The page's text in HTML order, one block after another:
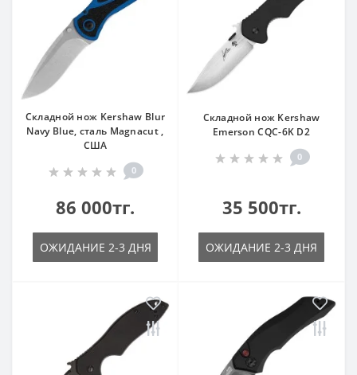
Складной нож Kershaw Blur
Navy Blue, сталь Magnacut ,
США
0
86 000тг.
ОЖИДАНИЕ 2-3 ДНЯ
Складной нож Kershaw
Emerson CQC-6K D2
0
35 500тг.
ОЖИДАНИЕ 2-3 ДНЯ